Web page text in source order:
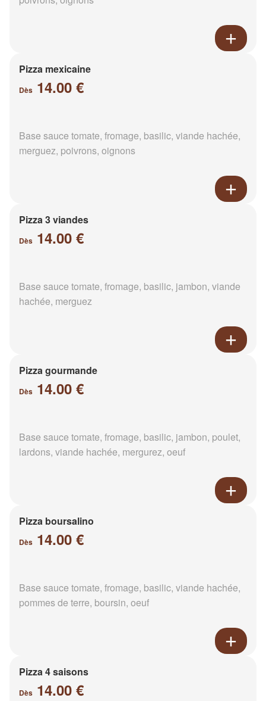
Pizza mexicaine
Dès 14.00 €
Base sauce tomate, fromage, basilic, viande hachée,
merguez, poivrons, oignons
Pizza 3 viandes
Dès 14.00 €
Base sauce tomate, fromage, basilic, jambon, viande
hachée, merguez
Pizza gourmande
Dès 14.00 €
Base sauce tomate, fromage, basilic, jambon, poulet,
lardons, viande hachée, mergurez, oeuf
Pizza boursalino
Dès 14.00 €
Base sauce tomate, fromage, basilic, viande hachée,
pommes de terre, boursin, oeuf
Pizza 4 saisons
Dès 14.00 €